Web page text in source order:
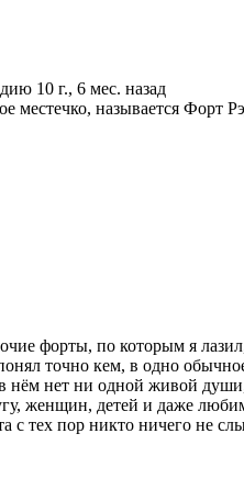
10 г., 6 мес. назад
местечко, называется Форт
форты, по которым я
точно кем, в одно
нём нет ни одной живой
женщин, детей и даже
с тех пор никто ничего не